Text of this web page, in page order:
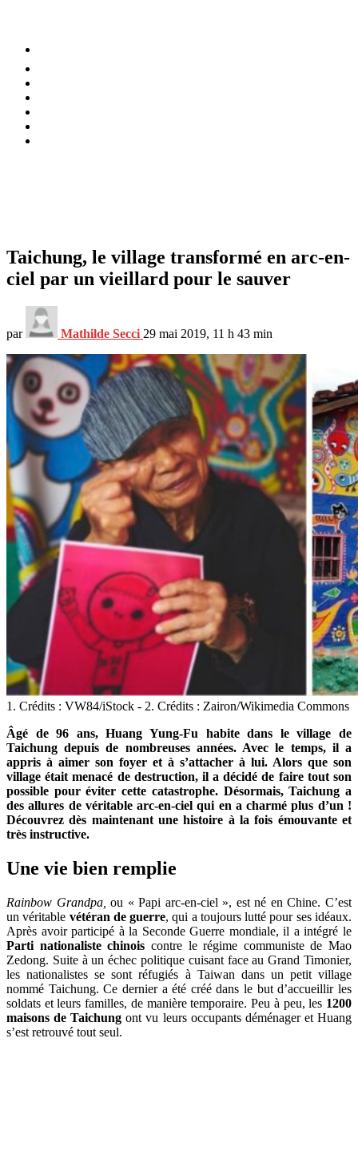
Taichung, le village transformé en arc-en-
ciel par un vieillard pour le sauver
par Mathilde Secci 29 mai 2019, 11 h 43 min
1. Crédits : VW84/iStock - 2. Crédits : Zairon/Wikimedia Commons
Âgé de 96 ans, Huang Yung-Fu habite dans le village de
Taichung depuis de nombreuses années. Avec le temps, il a
appris à aimer son foyer et à s’attacher à lui. Alors que son
village était menacé de destruction, il a décidé de faire tout son
possible pour éviter cette catastrophe. Désormais, Taichung a
des allures de véritable arc-en-ciel qui en a charmé plus d’un !
Découvrez dès maintenant une histoire à la fois émouvante et
très instructive.
Une vie bien remplie
Rainbow Grandpa,ou « Papi arc-en-ciel », est né en Chine. C’est
un véritable vétéran de guerre, qui a toujours lutté pour ses idéaux.
Après avoir participé à la Seconde Guerre mondiale, il a intégré le
Parti nationaliste chinois contre le régime communiste de Mao
Zedong. Suite à un échec politique cuisant face au Grand Timonier,
les nationalistes se sont réfugiés à Taiwan dans un petit village
nommé Taichung. Ce dernier a été créé dans le but d’accueillir les
soldats et leurs familles, de manière temporaire. Peu à peu, les 1200
maisons de Taichung ont vu leurs occupants déménager et Huang
s’est retrouvé tout seul.